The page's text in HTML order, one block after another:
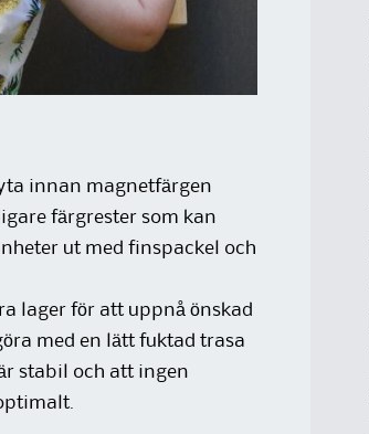
innan magnetfärgen
färgrester som kan
ut med finspackel och
lager för att uppnå önskad
med en lätt fuktad trasa
stabil och att ingen